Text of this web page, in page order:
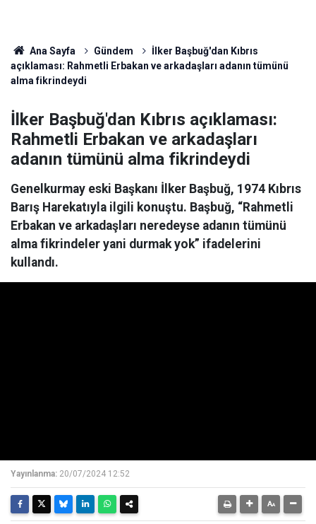
Ana Sayfa Gündem
İlker Başbuğ'dan Kıbrıs
açıklaması: Rahmetli Erbakan ve arkadaşları adanın tümünü
alma fikrindeydi
İlker Başbuğ'dan Kıbrıs açıklaması:
Rahmetli Erbakan ve arkadaşları
adanın tümünü alma fikrindeydi
Genelkurmay eski Başkanı İlker Başbuğ, 1974 Kıbrıs
Barış Harekatıyla ilgili konuştu. Başbuğ, “Rahmetli
Erbakan ve arkadaşları neredeyse adanın tümünü
alma fikrindeler yani durmak yok” ifadelerini
kullandı.
Yayınlanma: 20/07/2024 12:52